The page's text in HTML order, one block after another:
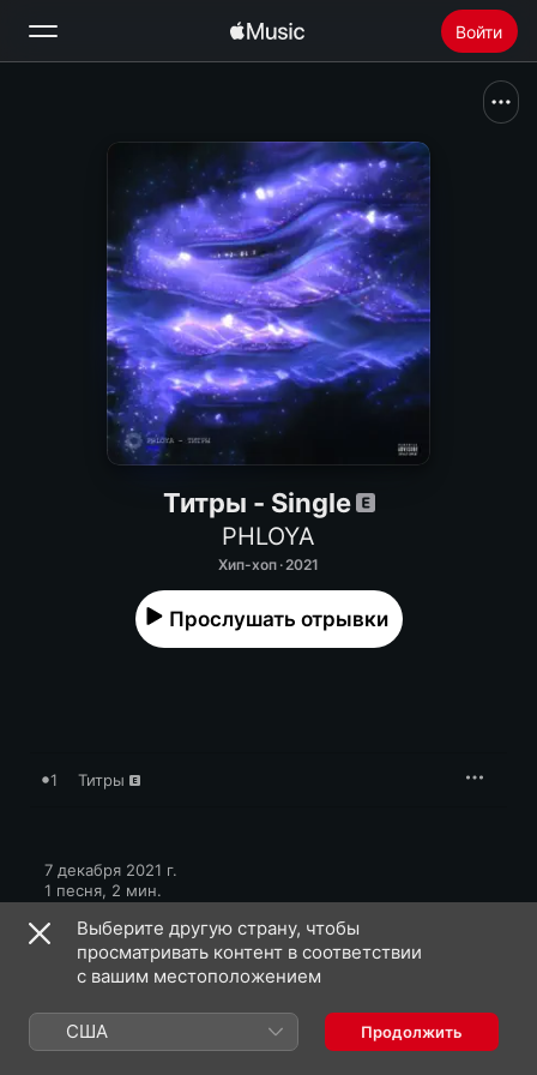
Войти
Установить Apple Music
Титры - Single
PHLOYA
Хип-хоп · 2021
Прослушать отрывки
1 Титры
7 декабря 2021 г.
1 песня, 2 мин.
PHLOYA: еще
Выберите другую страну, чтобы
просматривать контент в соответствии
с вашим местоположением
США Продолжить